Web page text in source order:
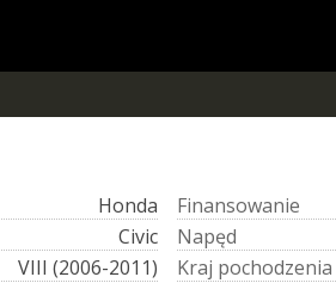
Honda
Civic
VIII (2006-2011)
Finansowanie
Napęd
Kraj pochodzenia